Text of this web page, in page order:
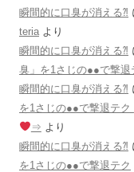
瞬間的に口臭が消える⁈
teria より
瞬間的に口臭が消える⁈
臭」を1さじの●●で撃退
瞬間的に口臭が消える⁈
を1さじの●●で撃退テ
⇒ より
瞬間的に口臭が消える⁈
を1さじの●●で撃退テク